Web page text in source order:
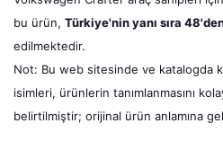
bu ürün, Türkiye'nin yanı sıra
edilmektedir.
Not: Bu web sitesinde ve katalogda
isimleri, ürünlerin tanımlanmasını
belirtilmiştir; orijinal ürün anlamına